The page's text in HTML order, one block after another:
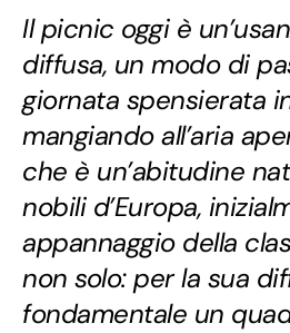
Il picnic oggi è
diffusa, un modo di
giornata spensierata
mangiando all’aria
che è un’abitudine
nobili d’Europa,
appannaggio della
non solo: per la sua
fondamentale un